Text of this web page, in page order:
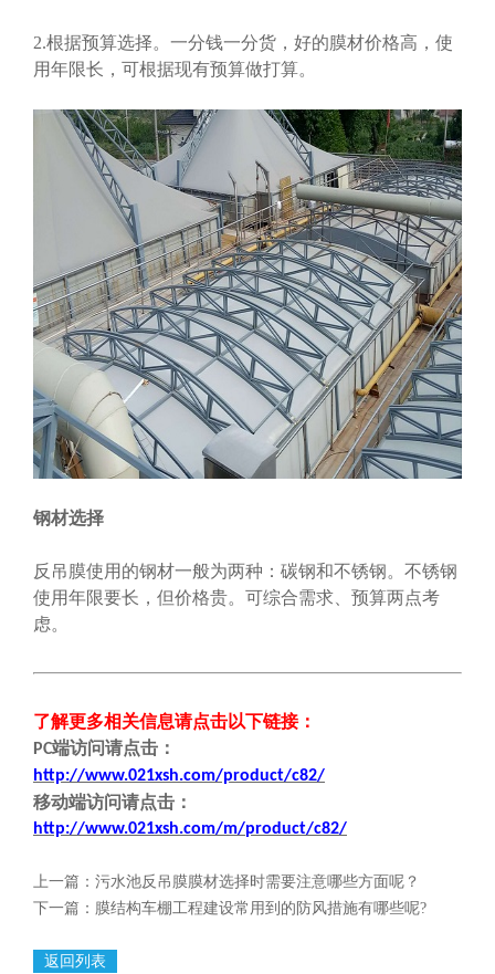
2.根据预算选择。一分钱一分货，好的膜材价格高，使
用年限长，可根据现有预算做打算。
钢材选择
反吊膜使用的钢材一般为两种：碳钢和不锈钢。不锈钢
使用年限要长，但价格贵。可综合需求、预算两点考
虑。
了解更多相关信息请点击以下链接：
PC端访问请点击 ：
http://www.021xsh.com/product/c82/
移动端访问请点击 ：
http://www.021xsh.com/m/product/c82/
上一篇： 污水池反吊膜膜材选择时需要注意哪些方面呢？
下一篇： 膜结构车棚工程建设常用到的防风措施有哪些呢?
返回列表